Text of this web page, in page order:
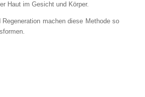
Haut im Gesicht und Körper.
machen diese Methode so